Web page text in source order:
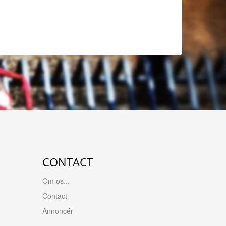
CONTACT
Om os...
Contact
Annoncér